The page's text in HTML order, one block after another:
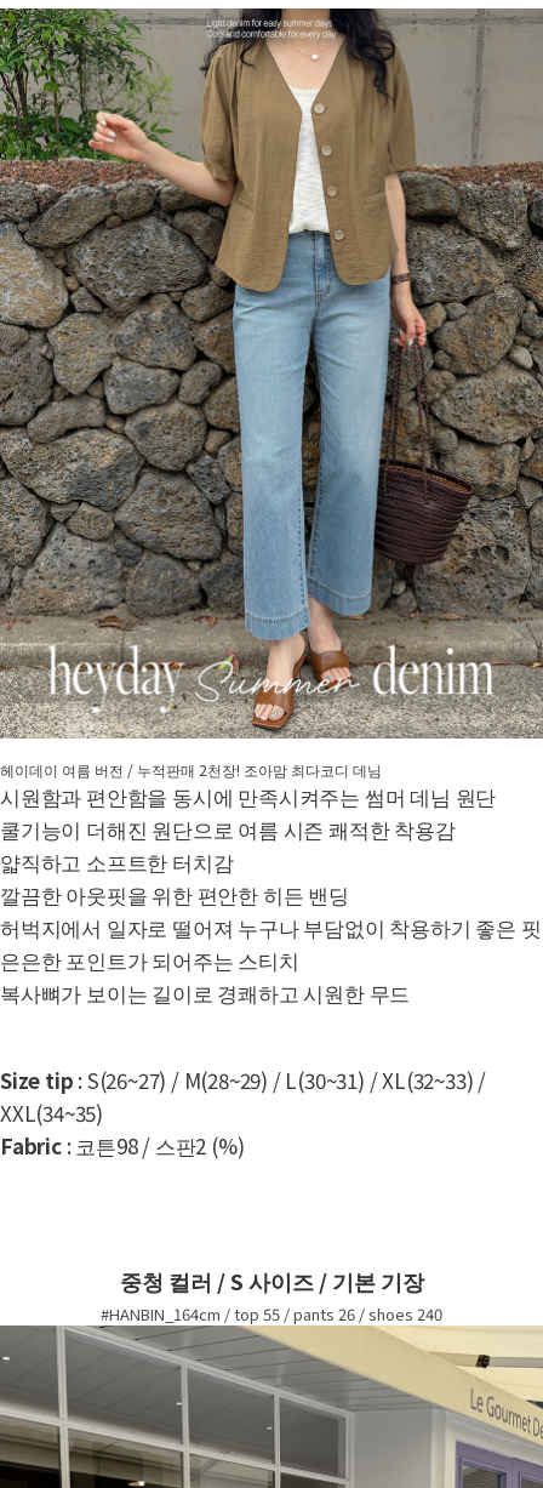
헤이데이 여름 버전 / 누적판매 2천장! 조아맘 최다코디 데님
시원함과 편안함을 동시에 만족시켜주는 썸머 데님 원단
쿨기능이 더해진 원단으로 여름 시즌 쾌적한 착용감
얇직하고 소프트한 터치감
깔끔한 아웃핏을 위한 편안한 히든 밴딩
허벅지에서 일자로 떨어져 누구나 부담없이 착용하기 좋은 핏
은은한 포인트가 되어주는 스티치
복사뼈가 보이는 길이로 경쾌하고 시원한 무드
Size tip : S(26~27) / M(28~29) / L(30~31) / XL(32~33) /
XXL(34~35)
Fabric: 코튼98 / 스판2 (%)
중청 컬러 / S 사이즈 / 기본 기장
#HANBIN_164cm / top 55 / pants 26 / shoes 240